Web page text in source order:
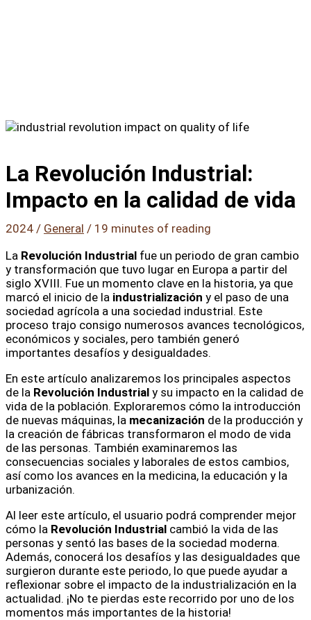
La Revolución Industrial:
Impacto en la calidad de vida
2024 / General / 19 minutes of reading
La Revolución Industrial fue un periodo de gran cambio
y transformación que tuvo lugar en Europa a partir del
siglo XVIII. Fue un momento clave en la historia, ya que
marcó el inicio de la industrialización y el paso de una
sociedad agrícola a una sociedad industrial. Este
proceso trajo consigo numerosos avances tecnológicos,
económicos y sociales, pero también generó
importantes desafíos y desigualdades.
En este artículo analizaremos los principales aspectos
de la Revolución Industrial y su impacto en la calidad de
vida de la población. Exploraremos cómo la introducción
de nuevas máquinas, la mecanización de la producción y
la creación de fábricas transformaron el modo de vida
de las personas. También examinaremos las
consecuencias sociales y laborales de estos cambios,
así como los avances en la medicina, la educación y la
urbanización.
Al leer este artículo, el usuario podrá comprender mejor
cómo la Revolución Industrial cambió la vida de las
personas y sentó las bases de la sociedad moderna.
Además, conocerá los desafíos y las desigualdades que
surgieron durante este periodo, lo que puede ayudar a
reflexionar sobre el impacto de la industrialización en la
actualidad. ¡No te pierdas este recorrido por uno de los
momentos más importantes de la historia!